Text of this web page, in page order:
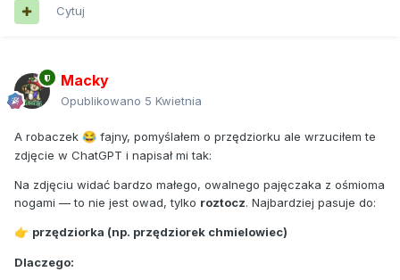
Cytuj
Macky
Opublikowano 5 Kwietnia
A robaczek 😂 fajny, pomyślałem o przędziorku ale wrzuciłem te
zdjęcie w ChatGPT i napisał mi tak:
Na zdjęciu widać bardzo małego, owalnego pajęczaka z ośmioma
nogami — to nie jest owad, tylko roztocz. Najbardziej pasuje do:
👉 przędziorka (np. przędziorek chmielowiec)
Dlaczego: